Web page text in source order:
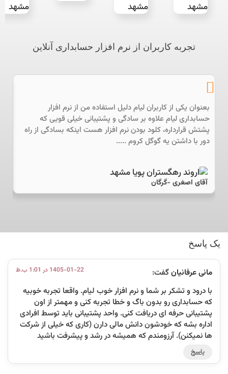
تجربه کاربران از نرم افزار حسابداری آنلاین
آقای اصغری -گرگان
بعنوان یکی از کاربران لیام دلیل استفاده من از نرم افزار
حسابداری لیام علاوه بر سادگی و پشتیبانی خیلی قویی که
پشتش قرارداره، کلود بودن نرم افزار هست اینکه بسادگی از راه
دور با داشتن یه گوگل کروم .....
یک پاسخ
مانی عرفانیانگفت: 1405-01-22 در 1:01 ب.ظ
با درود و تشکر بر شما و نرم افزار خوب لیام. واقعا تجربه خوبیه
که حسابداری رو بدون باگ و خطا تجربه کنی و مهمتر از اون
پشتیبانی حرفه ای دریافت کنی. واحد پشتیبانی باید توسط افرادی
اداره بشه که خودشون دانش مالی دارن (کاری که خیلی از شرکت
ها نمیکنن). آرزومندم که همیشه در رشد و پیشرفت باشید
پاسخ